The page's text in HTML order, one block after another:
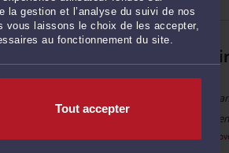
la gestion et l’analyse du suivi de nos
laissons le choix de les accepter,
au fonctionnement du site.
Tout accepter
Derniers
«
Delhi Escorts Service. The
French labour law - Work